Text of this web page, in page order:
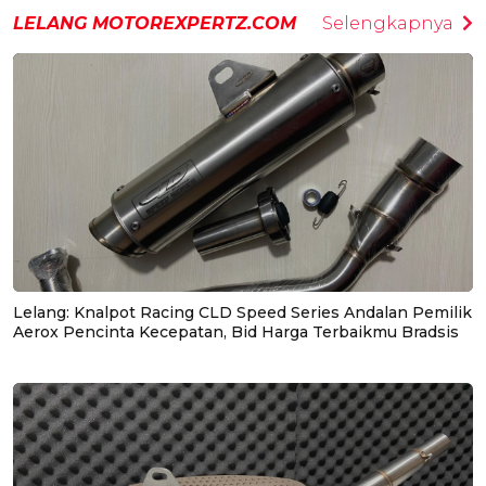
LELANG MOTOREXPERTZ.COM Selengkapnya
Lelang: Knalpot Racing CLD Speed Series Andalan Pemilik
Aerox Pencinta Kecepatan, Bid Harga Terbaikmu Bradsis